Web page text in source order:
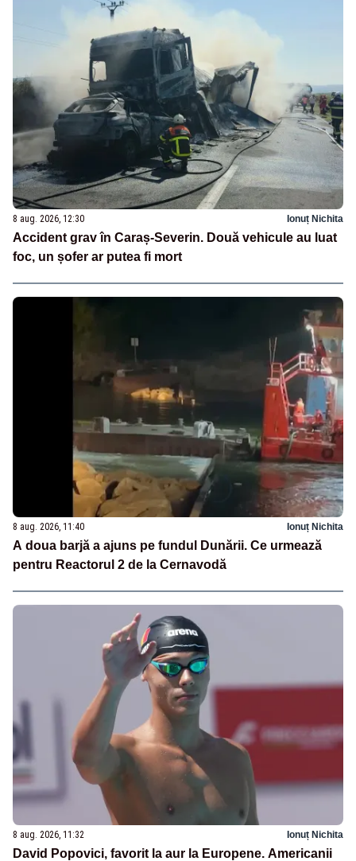
8 aug. 2026, 12:30 Ionuț Nichita
Accident grav în Caraș-Severin. Două vehicule au luat
foc, un șofer ar putea fi mort
8 aug. 2026, 11:40 Ionuț Nichita
A doua barjă a ajuns pe fundul Dunării. Ce urmează
pentru Reactorul 2 de la Cernavodă
8 aug. 2026, 11:32 Ionuț Nichita
David Popovici, favorit la aur la Europene. Americanii